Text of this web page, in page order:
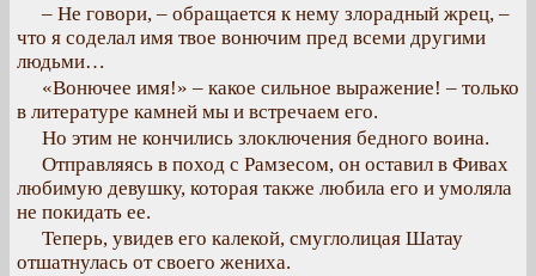
– Не говори, – обращается к нему злорадный жрец, –
что я соделал имя твое вонючим пред всеми другими
людьми…
«Вонючее имя!» – какое сильное выражение! – только
в литературе камней мы и встречаем его.
Но этим не кончились злоключения бедного воина.
Отправляясь в поход с Рамзесом, он оставил в Фивах
любимую девушку, которая также любила его и умоляла
не покидать ее.
Теперь, увидев его калекой, смуглолицая Шатау
отшатнулась от своего жениха.